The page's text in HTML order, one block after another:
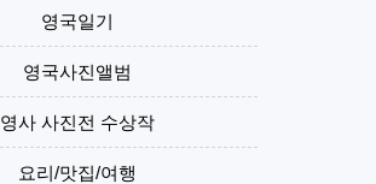
영국일기
영국사진앨범
영사 사진전 수상작
요리/맛집/여행